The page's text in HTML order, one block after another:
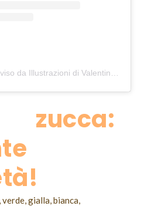
Un post condiviso da Illustrazioni di Valentina Scannapieco (@occhiovunque)
gialla, bianca,